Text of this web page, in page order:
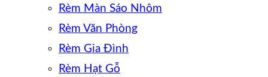
Rèm Màn Sáo Nhôm
Rèm Văn Phòng
Rèm Gia Đình
Rèm Hạt Gỗ